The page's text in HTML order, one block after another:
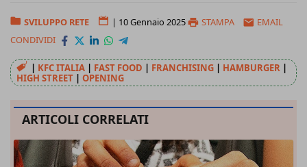
SVILUPPO RETE | 10 Gennaio 2025 STAMPA
EMAIL
CONDIVIDI
| KFC ITALIA | FAST FOOD | FRANCHISING | HAMBURGER |
HIGH STREET | OPENING
ARTICOLI CORRELATI